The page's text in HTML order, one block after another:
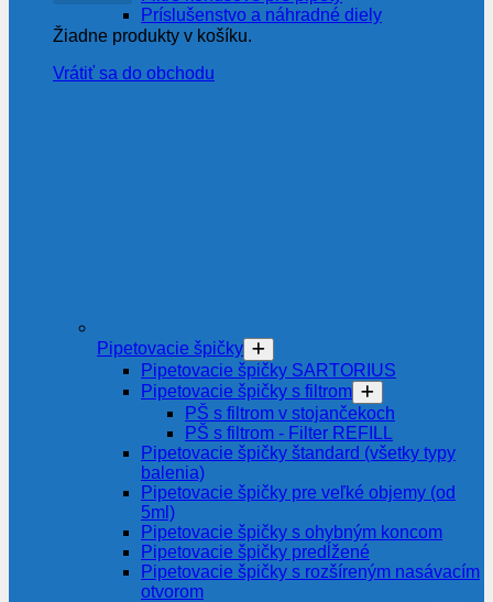
Žiadne produkty v košíku.
Vrátiť sa do obchodu
Príslušenstvo a náhradné diely
Pipetovacie špičky
Pipetovacie špičky SARTORIUS
Pipetovacie špičky s filtrom
PŠ s filtrom v stojančekoch
PŠ s filtrom - Filter REFILL
Pipetovacie špičky štandard (všetky typy
balenia)
Pipetovacie špičky pre veľké objemy (od
5ml)
Pipetovacie špičky s ohybným koncom
Pipetovacie špičky predĺžené
Pipetovacie špičky s rozšíreným nasávacím
otvorom